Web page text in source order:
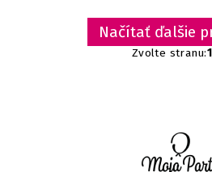
Načítať ďalšie
Zvolte stranu:1